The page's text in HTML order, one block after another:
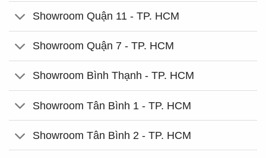
Showroom Quận 11 - TP. HCM
Showroom Quận 7 - TP. HCM
Showroom Bình Thạnh - TP. HCM
Showroom Tân Bình 1 - TP. HCM
Showroom Tân Bình 2 - TP. HCM